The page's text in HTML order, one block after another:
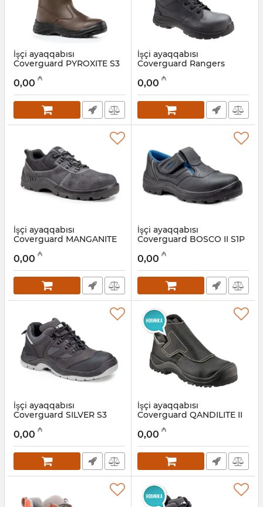
İşçi ayaqqabısı
Coverguard PYROXITE S3
Artikul:
0,00 ₼
İşçi ayaqqabısı
Coverguard Rangers
9BLAC10042
Artikul: 028001042
0,00 ₼
İşçi ayaqqabısı
Coverguard MANGANITE
Artikul:
0,00 ₼
İşçi ayaqqabısı
Coverguard BOSCO II S1P
Artikul:
0,00 ₼
İşçi ayaqqabısı
Coverguard SILVER S3
Artikul:
0,00 ₼
İşçi ayaqqabısı
Coverguard QANDILITE II
Artikul:
0,00 ₼